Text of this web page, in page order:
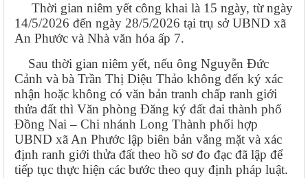
Thời gian niêm yết công khai là 15 ngày, từ ngày
14/5/2026 đến ngày 28/5/2026 tại trụ sở UBND xã
An Phước và Nhà văn hóa ấp 7.
Sau thời gian niêm yết, nếu ông Nguyễn Đức
Cảnh và bà Trần Thị Diệu Thảo không đến ký xác
nhận hoặc không có văn bản tranh chấp ranh giới
thửa đất thì Văn phòng Đăng ký đất đai thành phố
Đồng Nai – Chi nhánh Long Thành phối hợp
UBND xã An Phước lập biên bản vắng mặt và xác
định ranh giới thửa đất theo hồ sơ đo đạc đã lập để
tiếp tục thực hiện các bước theo quy định pháp luật.